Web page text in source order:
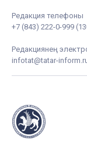
Редакция телефоны
+7 (843) 222-0-999
Редакциянең
infotat@tatar-